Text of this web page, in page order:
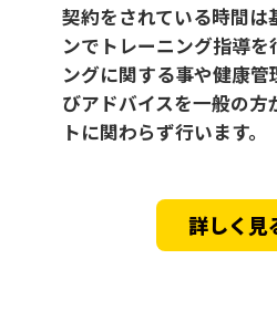
契約をされている時間は
ンでトレーニング指導を
ングに関する事や健康
びアドバイスを一般の方
トに関わらず行います。
詳しく見